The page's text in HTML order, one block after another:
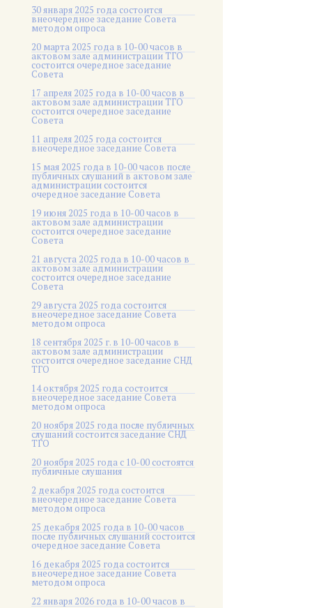
30 января 2025 года состоится
внеочередное заседание Совета
методом опроса
20 марта 2025 года в 10-00 часов в
актовом зале администрации ТГО
состоится очередное заседание
Совета
17 апреля 2025 года в 10-00 часов в
актовом зале администрации ТГО
состоится очередное заседание
Совета
11 апреля 2025 года состоится
внеочередное заседание Совета
15 мая 2025 года в 10-00 часов после
публичных слушаний в актовом зале
администрации состоится
очередное заседание Совета
19 июня 2025 года в 10-00 часов в
актовом зале администрации
состоится очередное заседание
Совета
21 августа 2025 года в 10-00 часов в
актовом зале администрации
состоится очередное заседание
Совета
29 августа 2025 года состоится
внеочередное заседание Совета
методом опроса
18 сентября 2025 г. в 10-00 часов в
актовом зале администрации
состоится очередное заседание СНД
ТГО
14 октября 2025 года состоится
внеочередное заседание Совета
методом опроса
20 ноября 2025 года после публичных
слушаний состоится заседание СНД
ТГО
20 ноября 2025 года c 10-00 состоятся
публичные слушания
2 декабря 2025 года состоится
внеочередное заседание Совета
методом опроса
25 декабря 2025 года в 10-00 часов
после публичных слушаний состоится
очередное заседание Совета
16 декабря 2025 года состоится
внеочередное заседание Совета
методом опроса
22 января 2026 года в 10-00 часов в